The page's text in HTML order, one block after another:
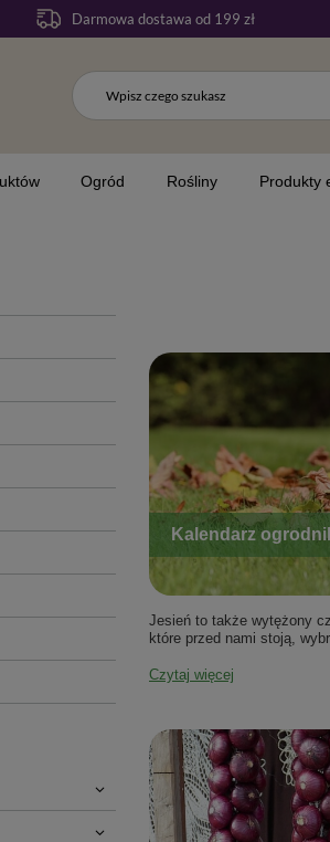
Darmowa dostawa od 199 zł
Ogród Rośliny Produkty
Kalendarz
Jesień to także wytężony
które przed nami stoją,
Czytaj więcej